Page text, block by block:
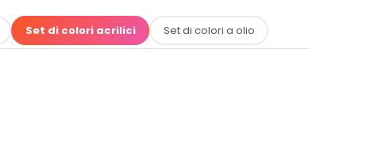
Set di colori acrilici Set di colori a olio